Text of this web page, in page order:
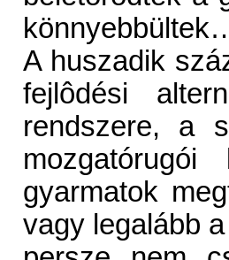
A huszadik
fejlôdési
rendszere, a
gyarmatok
vagy legalább